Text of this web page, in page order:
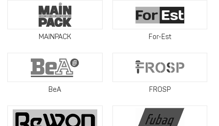
MAINPACK For-Est
BeA FROSP